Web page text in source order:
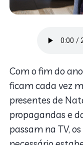
Com o fim do
ficam cada vez
presentes de
propagandas e
passam na TV,